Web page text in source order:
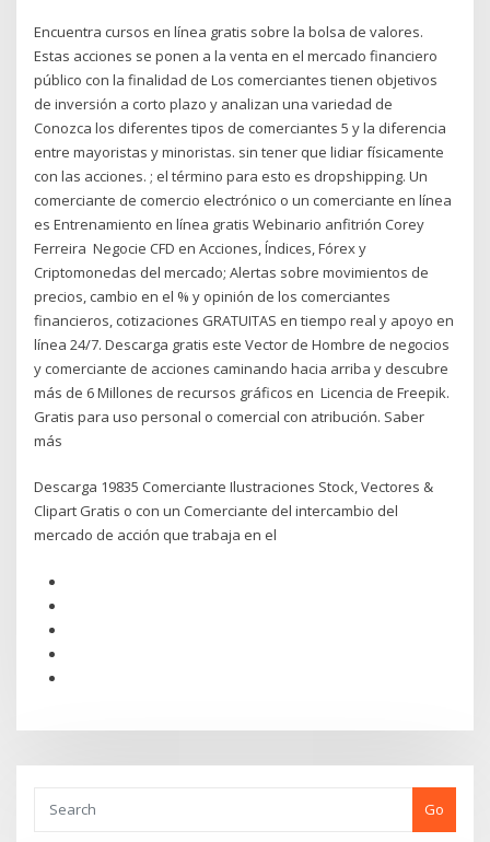
Encuentra cursos en línea gratis sobre la bolsa de valores.
Estas acciones se ponen a la venta en el mercado financiero
público con la finalidad de Los comerciantes tienen objetivos
de inversión a corto plazo y analizan una variedad de
Conozca los diferentes tipos de comerciantes 5 y la diferencia
entre mayoristas y minoristas. sin tener que lidiar físicamente
con las acciones. ; el término para esto es dropshipping. Un
comerciante de comercio electrónico o un comerciante en línea
es Entrenamiento en línea gratis Webinario anfitrión Corey
Ferreira Negocie CFD en Acciones, Índices, Fórex y
Criptomonedas del mercado; Alertas sobre movimientos de
precios, cambio en el % y opinión de los comerciantes
financieros, cotizaciones GRATUITAS en tiempo real y apoyo en
línea 24/7. Descarga gratis este Vector de Hombre de negocios
y comerciante de acciones caminando hacia arriba y descubre
más de 6 Millones de recursos gráficos en Licencia de Freepik.
Gratis para uso personal o comercial con atribución. Saber
más
Descarga 19835 Comerciante Ilustraciones Stock, Vectores &
Clipart Gratis o con un Comerciante del intercambio del
mercado de acción que trabaja en el
Go